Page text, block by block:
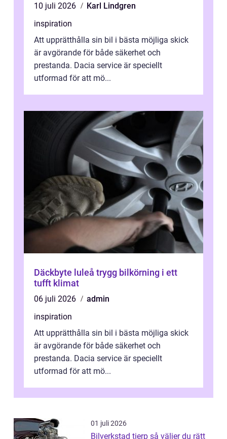
10 juli 2026
Karl Lindgren
inspiration
Att upprätthålla sin bil i bästa möjliga skick
är avgörande för både säkerhet och
prestanda. Dacia service är speciellt
utformad för att mö...
Däckbyte luleå trygg bilkörning i ett
tufft klimat
06 juli 2026
admin
inspiration
Att upprätthålla sin bil i bästa möjliga skick
är avgörande för både säkerhet och
prestanda. Dacia service är speciellt
utformad för att mö...
01 juli 2026
Bilverkstad tierp så väljer du rätt